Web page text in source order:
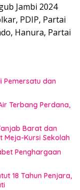
Jambi 2024
PDIP, Partai
Hanura, Partai
Pemersatu dan
Terbang Perdana,
Barat dan
Meja-Kursi Sekolah
Penghargaan
18 Tahun Penjara,